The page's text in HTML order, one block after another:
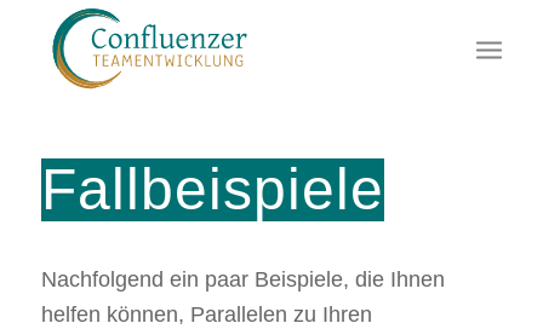
Fallbeispiele
Nachfolgend ein paar Beispiele, die Ihnen
helfen können, Parallelen zu Ihren